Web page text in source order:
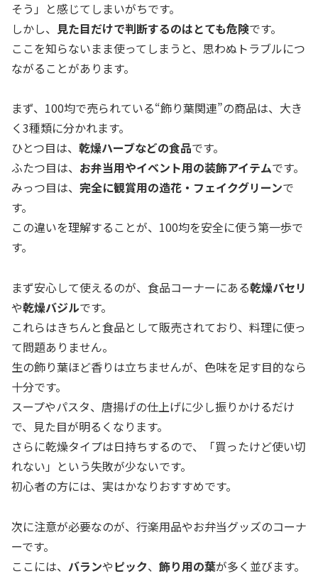
そう」と感じてしまいがちです。
しかし、 見た目だけで判断するのはとても危険です。
ここを知らないまま使ってしまうと、思わぬトラブルにつ
ながることがあります。
まず、100均で売られている“飾り葉関連”の商品は、大き
く3種類に分かれます。
ひとつ目は、 乾燥ハーブなどの食品です。
ふたつ目は、 お弁当用やイベント用の装飾アイテムです。
みっつ目は、 完全に観賞用の造花・フェイクグリーンで
す。
この違いを理解することが、100均を安全に使う第一歩で
す。
まず安心して使えるのが、食品コーナーにある乾燥パセリ
や乾燥バジルです。
これらはきちんと食品として販売されており、料理に使っ
て問題ありません。
生の飾り葉ほど香りは立ちませんが、色味を足す目的なら
十分です。
スープやパスタ、唐揚げの仕上げに少し振りかけるだけ
で、見た目が明るくなります。
さらに乾燥タイプは日持ちするので、「買ったけど使い切
れない」という失敗が少ないです。
初心者の方には、実はかなりおすすめです。
次に注意が必要なのが、行楽用品やお弁当グッズのコーナ
ーです。
ここには、 バランやピック、 飾り用の葉が多く並びます。